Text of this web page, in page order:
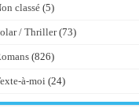
classé(5)
/ Thriller(73)
(826)
à-moi (24)